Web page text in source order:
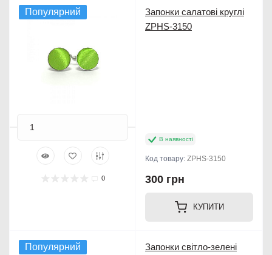
Популярний
0
Запонки салатові круглі
ZPHS-3150
В наявності
Код товару: ZPHS-3150
300 грн
КУПИТИ
Популярний
Запонки світло-зелені